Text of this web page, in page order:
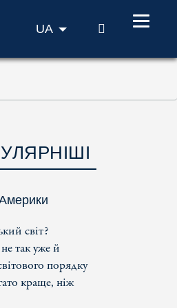
UA ПОШУК
світ?
так уже й
порядку
краще, ніж